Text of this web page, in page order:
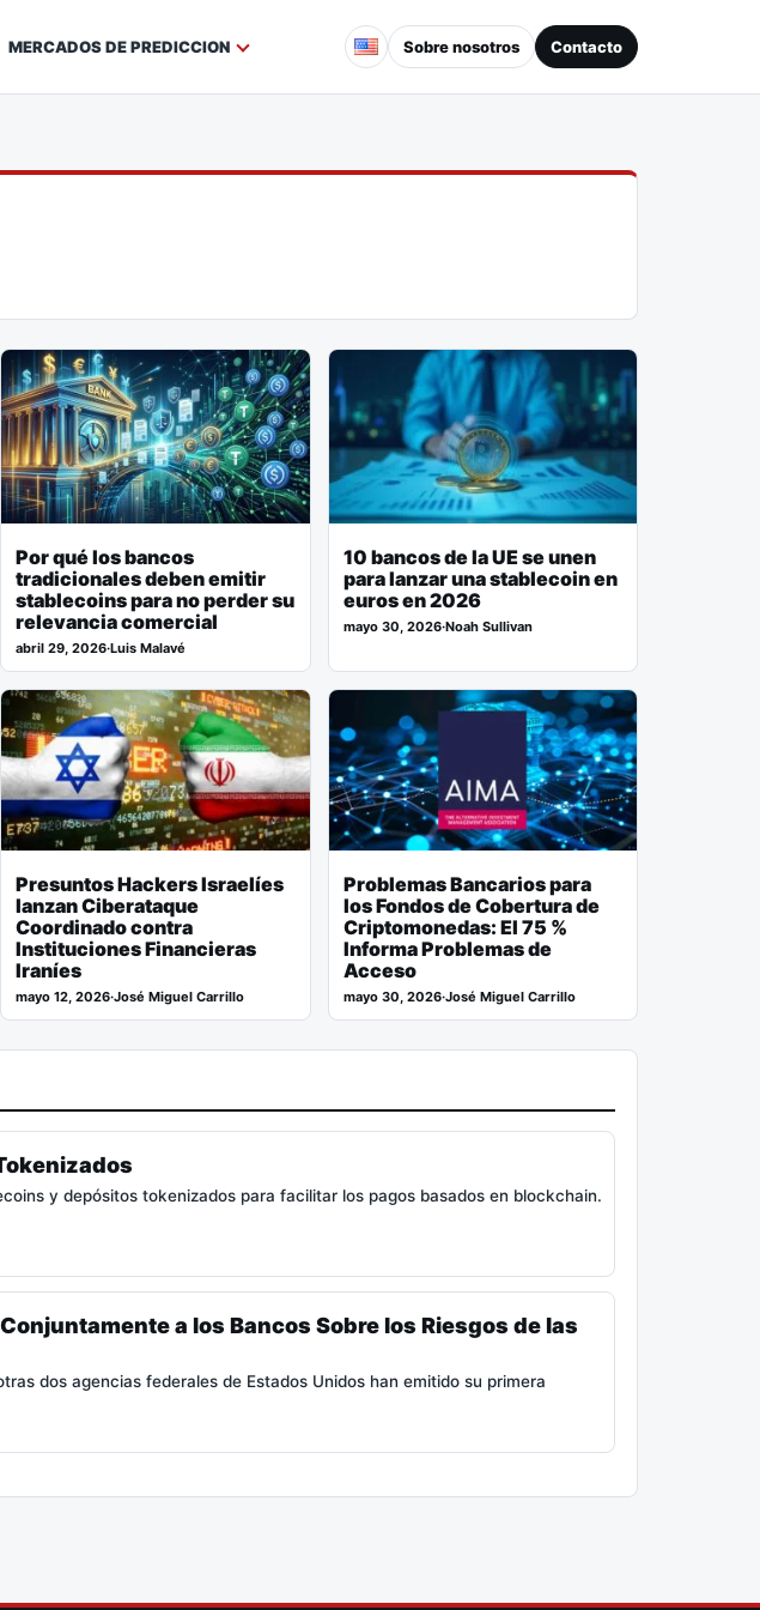
MERCADOS DE PREDICCION Sobre nosotros Contacto
Por qué los bancos
tradicionales deben emitir
stablecoins para no perder su
relevancia comercial
abril 29, 2026·Luis Malavé
10 bancos de la UE se unen
para lanzar una stablecoin en
euros en 2026
mayo 30, 2026·Noah Sullivan
Presuntos Hackers Israelíes
lanzan Ciberataque
Coordinado contra
Instituciones Financieras
Iraníes
mayo 12, 2026·José Miguel Carrillo
Problemas Bancarios para
los Fondos de Cobertura de
Criptomonedas: El 75 %
Informa Problemas de
Acceso
mayo 30, 2026·José Miguel Carrillo
y depósitos tokenizados para facilitar los pagos basados ​​en blockchain.
a los Bancos Sobre los Riesgos de las
dos agencias federales de Estados Unidos han emitido su primera